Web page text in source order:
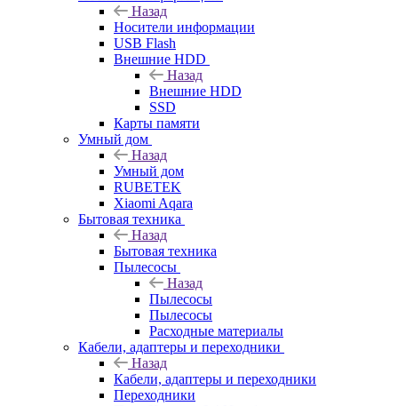
Назад
Носители информации
USB Flash
Внешние HDD
Назад
Внешние HDD
SSD
Карты памяти
Умный дом
Назад
Умный дом
RUBETEK
Xiaomi Aqara
Бытовая техника
Назад
Бытовая техника
Пылесосы
Назад
Пылесосы
Пылесосы
Расходные материалы
Кабели, адаптеры и переходники
Назад
Кабели, адаптеры и переходники
Переходники